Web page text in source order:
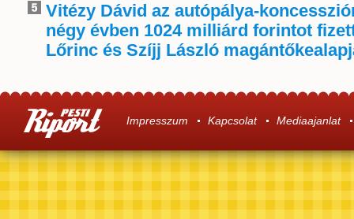
Vitézy Dávid az autópálya-
négy évben 1024 milliárd forintot
Lőrinc és Szíjj László
Impresszum Kapcsolat Mediaajanlat